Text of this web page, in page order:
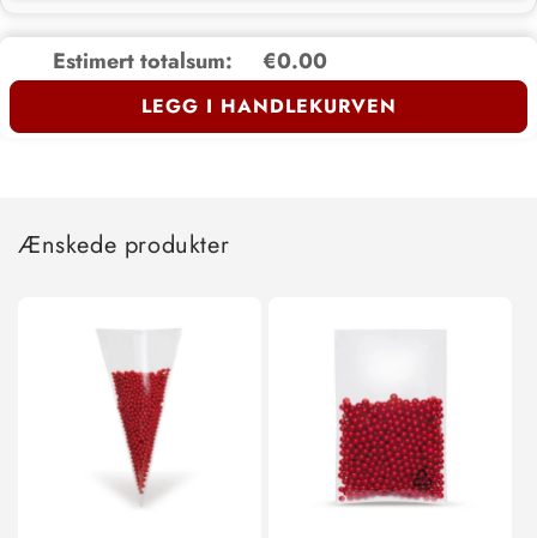
Estimert totalsum: €0.00
LEGG I HANDLEKURVEN
Ænskede produkter